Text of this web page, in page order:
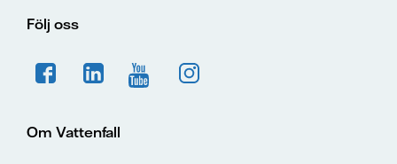
Följ oss
Om Vattenfall